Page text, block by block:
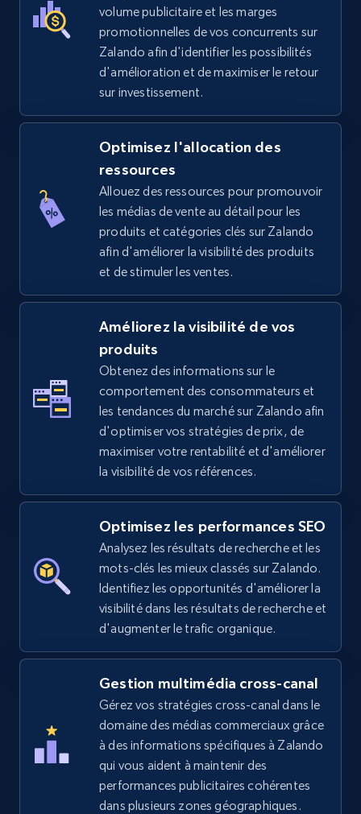
TikTok Shop - Collect TikTok shop products
by keywords search
URL, Title, Available, Description, Currency, Initial
price, Final price, Discount percent, and more.
5.4K+ 667+ Commencer
TikTok Shop - discover records by shop url
URL, Title, Available, Description, Currency, Initial
price, Final price, Discount percent, and more.
Amazon sellers info
Seller id, URL, Seller name, Description, Detailed
info, Stars, Feedbacks, Return policy, and more.
378+ Commencer
URL, Product id, Title, Seller name, Seller rating,
Seller reviews, Breadcrumbs, Root category, and
more.
358+ Commencer
eBay - Gather data on products using
specified keywords
URL, Product id, Title, Seller name, Seller rating,
Seller reviews, Breadcrumbs, Root category, and
volume publicitaire et les marges
promotionnelles de vos concurrents sur
Zalando afin d'identifier les possibilités
d'amélioration et de maximiser le retour
sur investissement.
Optimisez l'allocation des
ressources
Allouez des ressources pour promouvoir
les médias de vente au détail pour les
produits et catégories clés sur Zalando
afin d'améliorer la visibilité des produits
et de stimuler les ventes.
Améliorez la visibilité de vos
produits
Obtenez des informations sur le
comportement des consommateurs et
les tendances du marché sur Zalando afin
d'optimiser vos stratégies de prix, de
maximiser votre rentabilité et d'améliorer
la visibilité de vos références.
Optimisez les performances SEO
Analysez les résultats de recherche et les
mots-clés les mieux classés sur Zalando.
Identifiez les opportunités d'améliorer la
visibilité dans les résultats de recherche et
d'augmenter le trafic organique.
Gestion multimédia cross-canal
Gérez vos stratégies cross-canal dans le
domaine des médias commerciaux grâce
à des informations spécifiques à Zalando
qui vous aident à maintenir des
performances publicitaires cohérentes
dans plusieurs zones géographiques.